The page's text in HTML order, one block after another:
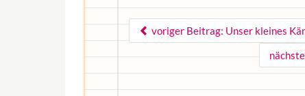
voriger Beitrag: Unser kleines